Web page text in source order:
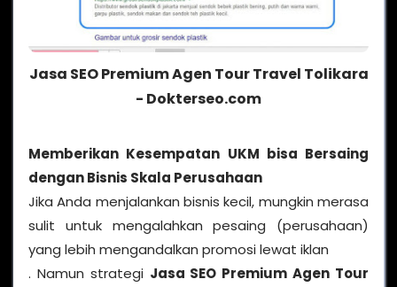
Jasa SEO Premium Agen Tour Travel Tolikara
- Dokterseo.com
Memberikan Kesempatan UKM bisa Bersaing
dengan Bisnis Skala Perusahaan
Jika Anda menjalankan bisnis kecil, mungkin merasa
sulit untuk mengalahkan pesaing (perusahaan)
yang lebih mengandalkan promosi lewat iklan
. Namun strategi Jasa SEO Premium Agen Tour